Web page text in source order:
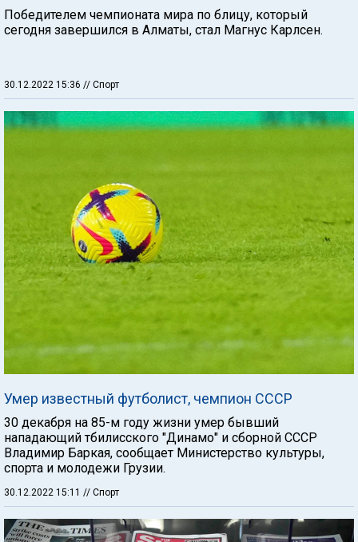
Победителем чемпионата мира по блицу, который
сегодня завершился в Алматы, стал Магнус Карлсен.
30.12.2022 15:36 // Спорт
Умер известный футболист, чемпион СССР
30 декабря на 85-м году жизни умер бывший
нападающий тбилисского "Динамо" и сборной СССР
Владимир Баркая, сообщает Министерство культуры,
спорта и молодежи Грузии.
30.12.2022 15:11 // Спорт